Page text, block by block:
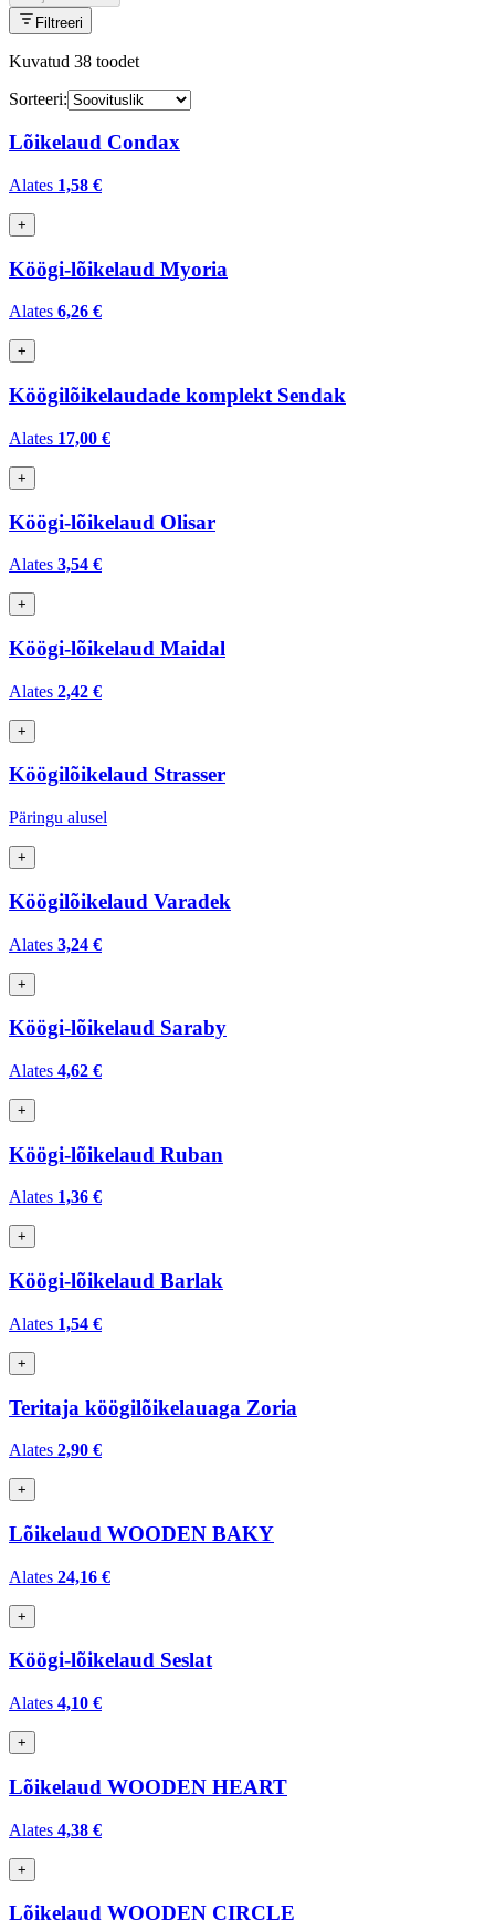
Filtreeri
Kuvatud 38 toodet
Sorteeri:
Lõikelaud Condax
Alates 1,58 €
+
Köögi-lõikelaud Myoria
Alates 6,26 €
+
Köögilõikelaudade komplekt Sendak
Alates 17,00 €
+
Köögi-lõikelaud Olisar
Alates 3,54 €
+
Köögi-lõikelaud Maidal
Alates 2,42 €
+
Köögilõikelaud Strasser
Päringu alusel
+
Köögilõikelaud Varadek
Alates 3,24 €
+
Köögi-lõikelaud Saraby
Alates 4,62 €
+
Köögi-lõikelaud Ruban
Alates 1,36 €
+
Köögi-lõikelaud Barlak
Alates 1,54 €
+
Teritaja köögilõikelauaga Zoria
Alates 2,90 €
+
Lõikelaud WOODEN BAKY
Alates 24,16 €
+
Köögi-lõikelaud Seslat
Alates 4,10 €
+
Lõikelaud WOODEN HEART
Alates 4,38 €
+
Lõikelaud WOODEN CIRCLE